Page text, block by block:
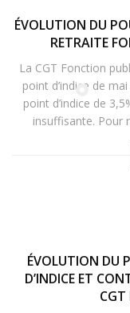
ÉVOLUTION DU
RETRAITE
La CGT Fonction
point d’indice de
point d’indice de
insuffisante. Pour
ÉVOLUTION DU
D’INDICE ET
CGT